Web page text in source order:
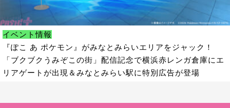
イベント情報
『ぽこ あ ポケモン』がみなとみらいエリアをジャック！
「ブクブクうみぞこの街」配信記念で横浜赤レンガ倉庫にエ
リアゲートが出現＆みなとみらい駅に特別広告が登場